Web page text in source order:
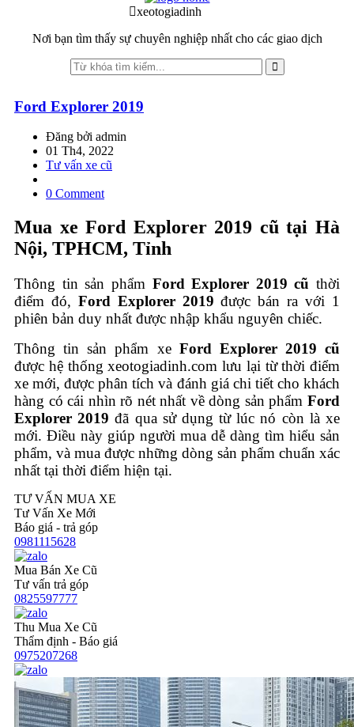
xeotogiadinh
Nơi bạn tìm thấy sự chuyên nghiệp nhất cho các giao dịch
Ford Explorer 2019
Đăng bởi admin
01 Th4, 2022
Tư vấn xe cũ
0 Comment
Mua xe Ford Explorer 2019 cũ tại Hà
Nội, TPHCM, Tỉnh
Thông tin sản phẩm Ford Explorer 2019 cũ thời
điểm đó, Ford Explorer 2019 được bán ra với 1
phiên bản duy nhất được nhập khẩu nguyên chiếc.
Thông tin sản phẩm xe Ford Explorer 2019 cũ
được hệ thống xeotogiadinh.com lưu lại từ thời điểm
xe mới, được phân tích và đánh giá chi tiết cho khách
hàng có cái nhìn rõ nét nhất về dòng sản phẩm Ford
Explorer2019 đã qua sử dụng từ lúc nó còn là xe
mới. Điều này giúp người mua dễ dàng tìm hiểu sản
phẩm, và mua được những dòng sản phẩm chuẩn xác
nhất tại thời điểm hiện tại.
TƯ VẤN MUA XE
Tư Vấn Xe Mới
Báo giá - trả góp
0981115628
Mua Bán Xe Cũ
Tư vấn trả góp
0825597777
Thu Mua Xe Cũ
Thẩm định - Báo giá
0975207268